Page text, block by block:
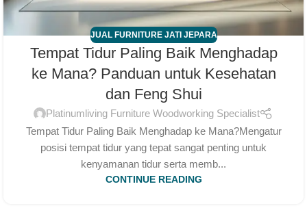
JUAL FURNITURE JATI JEPARA
Tempat Tidur Paling Baik Menghadap
ke Mana? Panduan untuk Kesehatan
dan Feng Shui
Platinumliving Furniture Woodworking Specialist
Tempat Tidur Paling Baik Menghadap ke Mana?Mengatur
posisi tempat tidur yang tepat sangat penting untuk
kenyamanan tidur serta memb...
CONTINUE READING